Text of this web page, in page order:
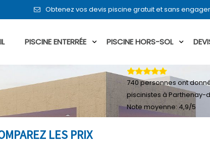
Obtenez vos devis piscine gratuit et sans
PISCINE ENTERRÉE PISCINE HORS-SOL
LES PRIX
740personnes ont
piscinistes à Parthenay-
Note moyenne:4,9/5